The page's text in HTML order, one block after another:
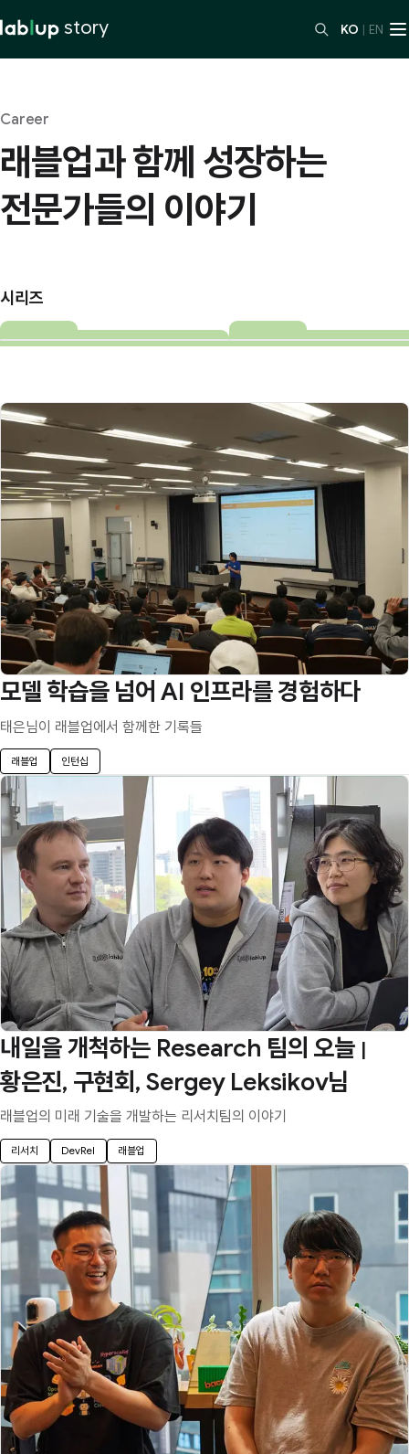
story KO | EN
Career
래블업과 함께 성장하는
전문가들의 이야기
시리즈
시리즈
Career|up 인턴일기
모델 학습을 넘어 AI 인프라를 경험하다
태은님이 래블업에서 함께한 기록들
래블업 인턴십
내일을 개척하는 Research 팀의 오늘 |
황은진, 구현회, Sergey Leksikov님
래블업의 미래 기술을 개발하는 리서치팀의 이야기
리서치 DevRel 래블업